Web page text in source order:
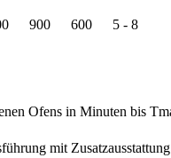
900 600 5 - 8
Ofens in Minuten bis
mit